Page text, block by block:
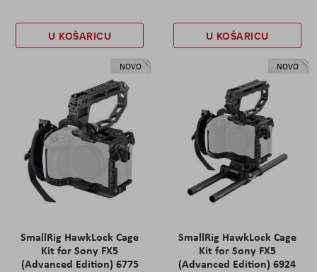
U KOŠARICU U KOŠARICU
NOVO
SmallRig HawkLock Cage
Kit for Sony FX5
(Advanced Edition) 6775
NOVO
SmallRig HawkLock Cage
Kit for Sony FX5
(Advanced Edition) 6924